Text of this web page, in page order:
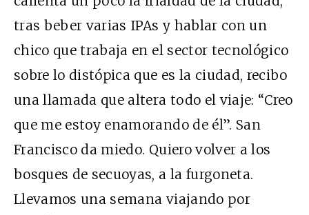
tras beber varias IPAs y hablar con un
chico que trabaja en el sector tecnológico
sobre lo distópica que es la ciudad, recibo
una llamada que altera todo el viaje: “Creo
que me estoy enamorando de él”. San
Francisco da miedo. Quiero volver a los
bosques de secuoyas, a la furgoneta.
Llevamos una semana viajando por